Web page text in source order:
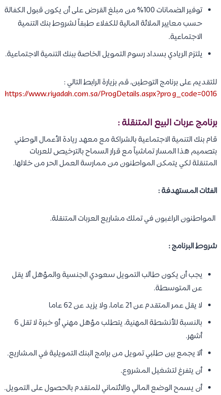
توفير الضمانات 100% من مبلغ القرض على أن يكون قبول الكفالة
حسب معايير الملائة المالية للكفلاء طبقاً لشروط بنك التنمية
الاجتماعية.
يلتزم الريادي بسداد رسوم التمويل الخاصة ببنك التنمية الاجتماعية.
للتقديم على برنامج التوطين، قم بزيارة الرابط التالي :
https://www.riyadah.com.sa/ProgDetails.aspx?prog_code=0016
برنامج عربات البيع المتنقلة :
قام بنك التنمية الاجتماعية بالشراكة مع معهد ريادة الأعمال الوطني
بتصميم هذا المسار تماشياً مع قرار السماح بالترخيص للعربات
المتنقلة لكي يتمكن المواطنون من ممارسة العمل الحر من خلالها.
الفئات المستهدفة :
المواطنون الراغبون في تملك مشاريع العربات المتنقلة.
شروط البرنامج :
يجب أن يكون طالب التمويل سعودي الجنسية والمؤهل ألا يقل
عن المتوسطة.
لا يقل عمر المتقدم عن 21 عاما، ولا يزيد عن 62 عاما
بالنسبة للأنشطة المهنية، يتطلب مؤهل مهني أو خبرة لا تقل 6
أشهر.
ألا يجمع بين طلبي تمويل من برامج البنك التمويلية في المشاريع.
أن يتفرغ لتشغيل المشروع.
أن يسمح الوضع المالي والائتماني للمتقدم بالحصول على التمويل.